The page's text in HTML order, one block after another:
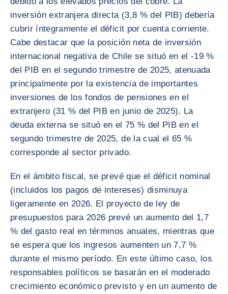
inversión extranjera directa (3,8 % del PIB) debería
cubrir íntegramente el déficit por cuenta corriente.
Cabe destacar que la posición neta de inversión
internacional negativa de Chile se situó en el -19 %
del PIB en el segundo trimestre de 2025, atenuada
principalmente por la existencia de importantes
inversiones de los fondos de pensiones en el
extranjero (31 % del PIB en junio de 2025). La
deuda externa se situó en el 75 % del PIB en el
segundo trimestre de 2025, de la cual el 65 %
corresponde al sector privado.
En el ámbito fiscal, se prevé que el déficit nominal
(incluidos los pagos de intereses) disminuya
ligeramente en 2026. El proyecto de ley de
presupuestos para 2026 prevé un aumento del 1,7
% del gasto real en términos anuales, mientras que
se espera que los ingresos aumenten un 7,7 %
durante el mismo período. En este último caso, los
responsables políticos se basarán en el moderado
crecimiento económico previsto y en un aumento de